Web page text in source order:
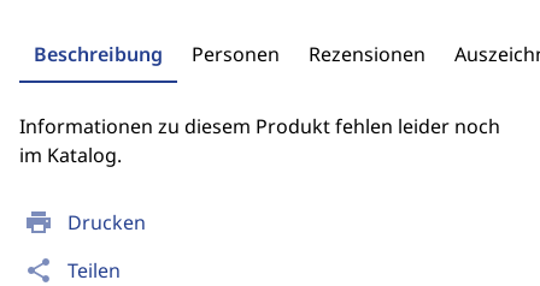
print Drucken
share Teilen
Beschreibung Personen Rezensionen
Informationen zu diesem Produkt fehlen leider noch
im Katalog.